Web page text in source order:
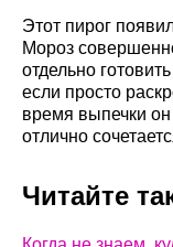
Этот пирог
Мороз
отдельно
если просто
время выпечки
отлично
Читайте